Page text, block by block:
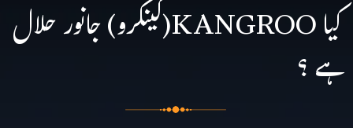
کیا KANGROO(کینگرو) جانور حلال
ہے ؟